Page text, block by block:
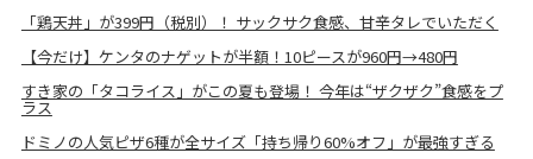
「鶏天丼」が399円（税別）！ サックサク食感、甘辛タレでいただく
【今だけ】ケンタのナゲットが半額！10ピースが960円→480円
すき家の「タコライス」がこの夏も登場！ 今年は“ザクザク”食感をプ
ラス
ドミノの人気ピザ6種が全サイズ「持ち帰り60%オフ」が最強すぎる